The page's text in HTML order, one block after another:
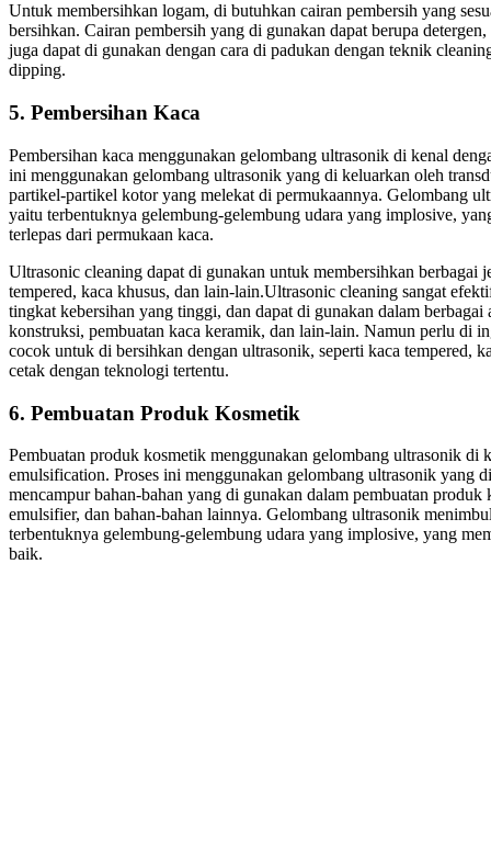
Untuk membersihkan logam, di butuhkan cairan pembersih yang
bersihkan. Cairan pembersih yang di gunakan dapat berupa
juga dapat di gunakan dengan cara di padukan dengan teknik
dipping.
5. Pembersihan Kaca
Pembersihan kaca menggunakan gelombang ultrasonik di kenal
ini menggunakan gelombang ultrasonik yang di keluarkan oleh
partikel-partikel kotor yang melekat di permukaannya. Gelombang
yaitu terbentuknya gelembung-gelembung udara yang implosive,
terlepas dari permukaan kaca.
Ultrasonic cleaning dapat di gunakan untuk membersihkan berbagai
tempered, kaca khusus, dan lain-lain.Ultrasonic cleaning sangat
tingkat kebersihan yang tinggi, dan dapat di gunakan dalam
konstruksi, pembuatan kaca keramik, dan lain-lain. Namun perlu di
cocok untuk di bersihkan dengan ultrasonik, seperti kaca tempered,
cetak dengan teknologi tertentu.
6. Pembuatan Produk Kosmetik
Pembuatan produk kosmetik menggunakan gelombang ultrasonik di
emulsification. Proses ini menggunakan gelombang ultrasonik yang
mencampur bahan-bahan yang di gunakan dalam pembuatan
emulsifier, dan bahan-bahan lainnya. Gelombang ultrasonik
terbentuknya gelembung-gelembung udara yang implosive, yang
baik.